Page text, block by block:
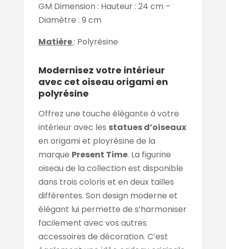
GM Dimension : Hauteur : 24 cm –
Diamètre : 9 cm
Matière: Polyrésine
Modernisez votre intérieur
avec cet oiseau origami en
polyrésine
Offrez une touche élégante à votre
intérieur avec les statues d’oiseaux
en origami et ployrésine de la
marque Present Time. La figurine
oiseau de la collection est disponible
dans trois coloris et en deux tailles
différentes. Son design moderne et
élégant lui permette de s’harmoniser
facilement avec vos autres
accessoires de décoration. C’est